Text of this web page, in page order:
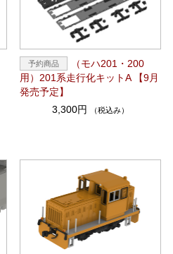
（モハ201・200
用）201系走行化キットA 【9月
発売予定】
3,300円
（税込み）